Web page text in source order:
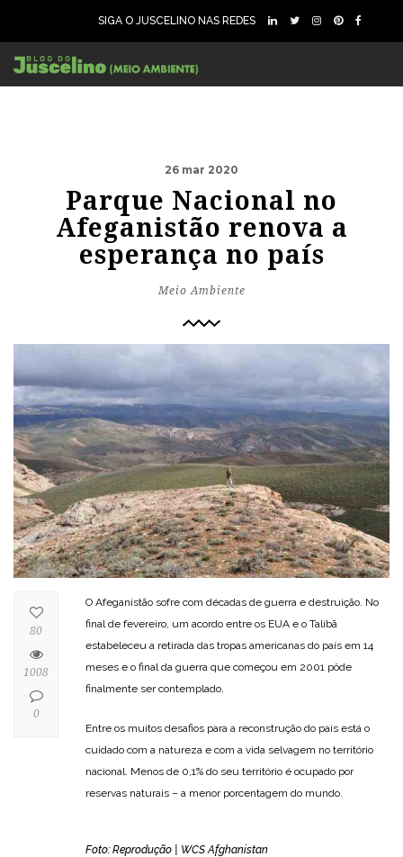
SIGA O JUSCELINO NAS REDES
26 mar 2020
Parque Nacional no
Afeganistão renova a
esperança no país
Meio Ambiente
O Afeganistão sofre com décadas de guerra e destruição. No
final de fevereiro, um acordo entre os EUA e o Talibã
estabeleceu a retirada das tropas americanas do país em 14
meses e o final da guerra que começou em 2001 pôde
finalmente ser contemplado.
Entre os muitos desafios para a reconstrução do país está o
cuidado com a natureza e com a vida selvagem no território
nacional. Menos de 0,1% do seu território é ocupado por
reservas naturais – a menor porcentagem do mundo.
Foto: Reprodução | WCS Afghanistan
80
1008
0